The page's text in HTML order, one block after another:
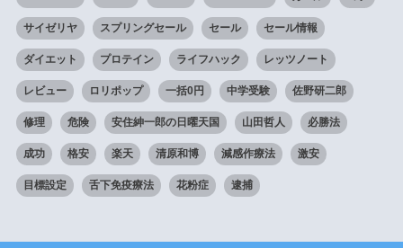
サイゼリヤ スプリングセール セール セール情報
ダイエット プロテイン ライフハック レッツノート
レビュー ロリポップ 一括0円 中学受験 佐野研二郎
修理 危険 安住紳一郎の日曜天国 山田哲人 必勝法
成功 格安 楽天 清原和博 減感作療法 激安
目標設定 舌下免疫療法 花粉症 逮捕